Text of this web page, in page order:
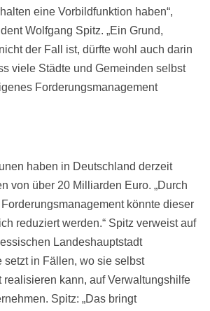
eine Vorbildfunktion haben“,
Wolfgang Spitz. „Ein Grund,
der Fall ist, dürfte wohl auch darin
viele Städte und Gemeinden selbst
Forderungsmanagement
haben in Deutschland derzeit
von über 20 Milliarden Euro. „Durch
könnte dieser
reduziert werden.“ Spitz verweist auf
Landeshauptstadt
setzt in Fällen, wo sie selbst
realisieren kann, auf Verwaltungshilfe
Spitz: „Das bringt